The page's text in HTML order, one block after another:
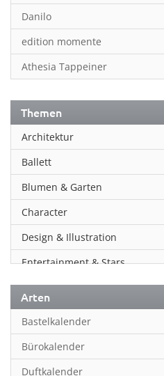
Danilo
edition momente
Athesia Tappeiner
Themen
Architektur
Ballett
Blumen & Garten
Character
Design & Illustration
Entertainment & Stars
Erotik
Essen & Trinken
Familienplaner
Fantasy
Arten
Bastelkalender
Bürokalender
Duftkalender